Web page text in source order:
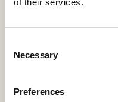
of their services.
Selection
Necessary
Preferences
Saatat pitää